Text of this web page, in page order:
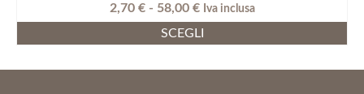
2,70 € - 58,00 €Fascia
di
prezzo:
2,70 €
Iva inclusa
SCEGLI
prodotto